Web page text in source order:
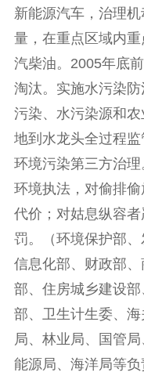
新能源汽车，治理
量，在重点区域内
汽柴油。2005年底
淘汰。实施水污染
污染、水污染源和
地到水龙头全过程
环境污染第三方治
环境执法，对偷排
代价；对姑息纵容
罚。（环境保护部
信息化部、财政部
部、住房城乡建设
部、卫生计生委、
局、林业局、国管局
能源局、海洋局等